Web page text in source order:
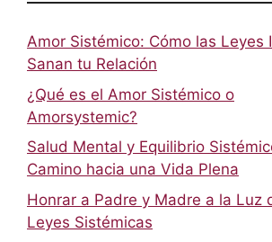
Amor Sistémico: Cómo las Leyes
Sanan tu Relación
¿Qué es el Amor Sistémico o
Amorsystemic?
Salud Mental y Equilibrio
Camino hacia una Vida Plena
Honrar a Padre y Madre a la Luz
Leyes Sistémicas